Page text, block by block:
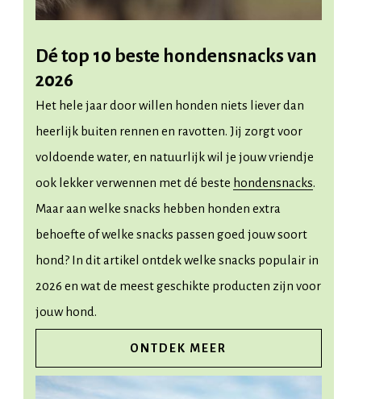
Dé top 10 beste hondensnacks van
2026
Het hele jaar door willen honden niets liever dan
heerlijk buiten rennen en ravotten. Jij zorgt voor
voldoende water, en natuurlijk wil je jouw vriendje
ook lekker verwennen met dé beste hondensnacks.
Maar aan welke snacks hebben honden extra
behoefte of welke snacks passen goed jouw soort
hond? In dit artikel ontdek welke snacks populair in
2026 en wat de meest geschikte producten zijn voor
jouw hond.
ONTDEK MEER